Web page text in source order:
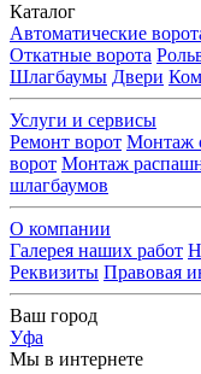
Каталог
Автоматические
Откатные ворота
Шлагбаумы Двери
Услуги и сервисы
Ремонт ворот Монтаж
ворот Монтаж
шлагбаумов
О компании
Галерея наших работ
Реквизиты Правовая
Ваш город
Уфа
Мы в интернете